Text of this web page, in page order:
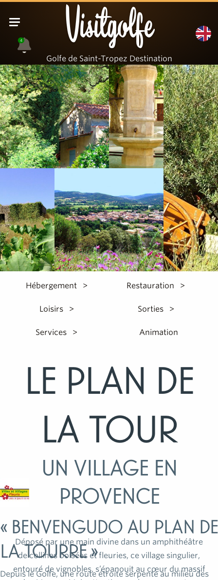
4 Visitgolfe
Golfe de Saint-Tropez Destination
Hébergement Restauration
Loisirs Sorties
Services Animation
Le Plan de
la Tour
Un village en
provence
Déposé par une main divine dans un amphithéâtre
de collines boisées et fleuries, ce village singulier,
entouré de vignobles, s’épanouit au cœur du massif
« Benvengudo au Plan de
la Tourre »
Depuis le Golfe, une route étroite serpente au milieu des